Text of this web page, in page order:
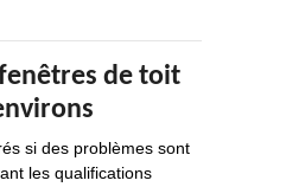
de toit
si des problèmes sont
les qualifications